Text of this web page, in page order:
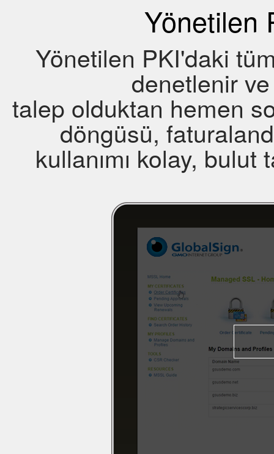
Yönetilen
Yönetilen PKI'daki
denetlenir
talep olduktan hemen
döngüsü,
kullanımı kolay, bulut